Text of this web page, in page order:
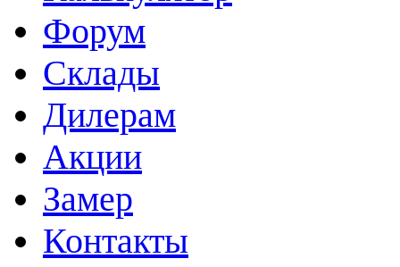
Форум
Склады
Дилерам
Акции
Замер
Контакты